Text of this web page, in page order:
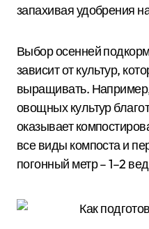
запахивая удобрения
Выбор осенней
зависит от культур,
выращивать.
овощных культур
оказывает
все виды компоста и
погонный метр – 1–2